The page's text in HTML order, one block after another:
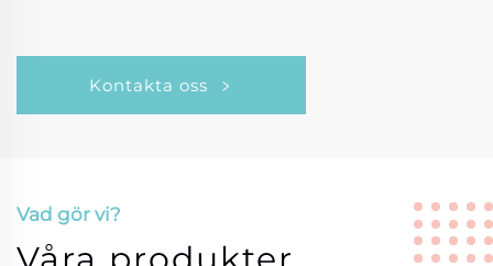
Kontakta oss
Vad gör vi?